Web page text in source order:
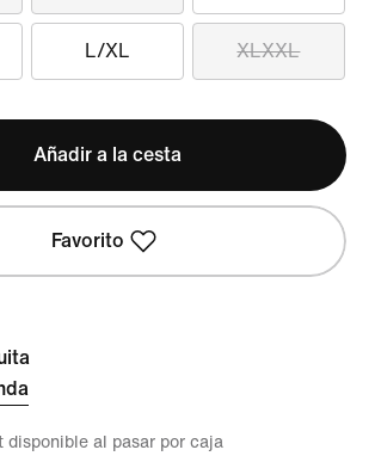
L/XL XLXXL
Añadir a la cesta
Favorito
disponible al pasar por caja